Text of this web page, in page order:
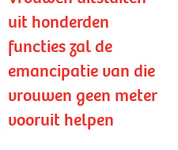
uit honderden
functies zal de
emancipatie van die
vrouwen geen meter
vooruit helpen